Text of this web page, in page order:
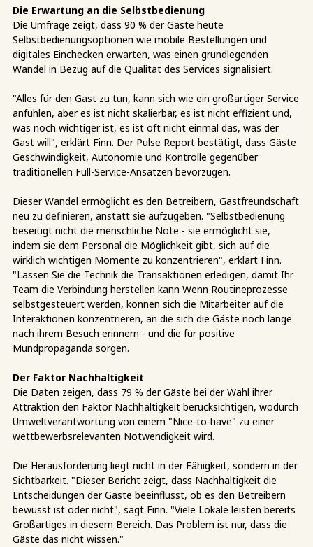
Die Erwartung an die Selbstbedienung
Die Umfrage zeigt, dass 90 % der Gäste heute
Selbstbedienungsoptionen wie mobile Bestellungen und
digitales Einchecken erwarten, was einen grundlegenden
Wandel in Bezug auf die Qualität des Services signalisiert.
"Alles für den Gast zu tun, kann sich wie ein großartiger Service
anfühlen, aber es ist nicht skalierbar, es ist nicht effizient und,
was noch wichtiger ist, es ist oft nicht einmal das, was der
Gast will", erklärt Finn. Der Pulse Report bestätigt, dass Gäste
Geschwindigkeit, Autonomie und Kontrolle gegenüber
traditionellen Full-Service-Ansätzen bevorzugen.
Dieser Wandel ermöglicht es den Betreibern, Gastfreundschaft
neu zu definieren, anstatt sie aufzugeben. "Selbstbedienung
beseitigt nicht die menschliche Note - sie ermöglicht sie,
indem sie dem Personal die Möglichkeit gibt, sich auf die
wirklich wichtigen Momente zu konzentrieren", erklärt Finn.
"Lassen Sie die Technik die Transaktionen erledigen, damit Ihr
Team die Verbindung herstellen kann Wenn Routineprozesse
selbstgesteuert werden, können sich die Mitarbeiter auf die
Interaktionen konzentrieren, an die sich die Gäste noch lange
nach ihrem Besuch erinnern - und die für positive
Mundpropaganda sorgen.
Der Faktor Nachhaltigkeit
Die Daten zeigen, dass 79 % der Gäste bei der Wahl ihrer
Attraktion den Faktor Nachhaltigkeit berücksichtigen, wodurch
Umweltverantwortung von einem "Nice-to-have" zu einer
wettbewerbsrelevanten Notwendigkeit wird.
Die Herausforderung liegt nicht in der Fähigkeit, sondern in der
Sichtbarkeit. "Dieser Bericht zeigt, dass Nachhaltigkeit die
Entscheidungen der Gäste beeinflusst, ob es den Betreibern
bewusst ist oder nicht", sagt Finn. "Viele Lokale leisten bereits
Großartiges in diesem Bereich. Das Problem ist nur, dass die
Gäste das nicht wissen."